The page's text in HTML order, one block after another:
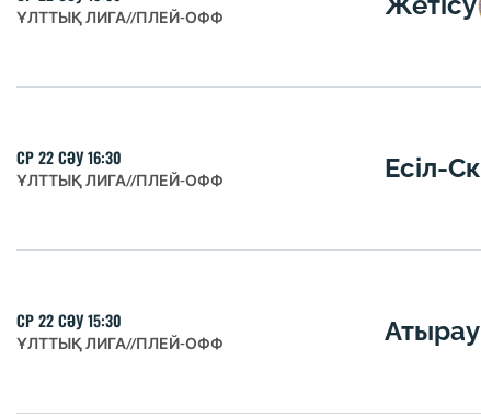
ҰЛТТЫҚ ЛИГА//ПЛЕЙ-ОФФ
СР 22 СӘУ 16:30
ҰЛТТЫҚ ЛИГА//ПЛЕЙ-ОФФ Есіл-Ск
СР 22 СӘУ 15:30
ҰЛТТЫҚ ЛИГА//ПЛЕЙ-ОФФ Атырау